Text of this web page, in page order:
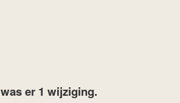
was er 1 wijziging.